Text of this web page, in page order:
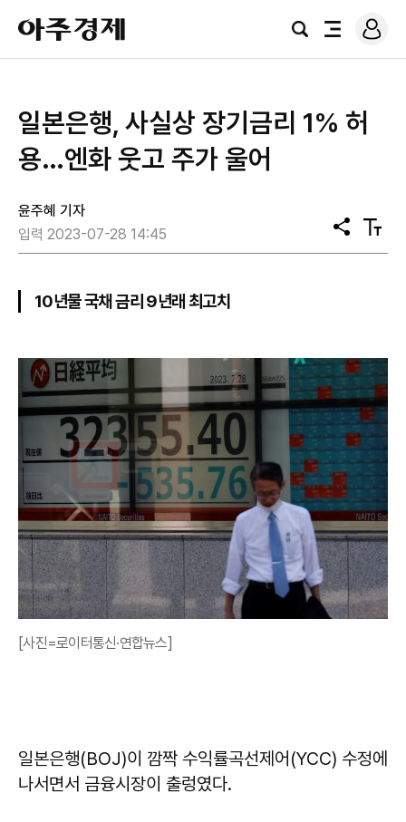
아
주
경
검
전
로
그
일본은행, 사실상 장기금리 1% 허
용…엔화 웃고 주가 울어
윤주혜 기자
입력 2023-07-28 14:45
공
유
텍
스
10년물 국채 금리 9년래 최고치
[사진=로이터통신·연합뉴스]
일본은행(BOJ)이 깜짝 수익률곡선제어(YCC) 수정에
나서면서 금융시장이 출렁였다.